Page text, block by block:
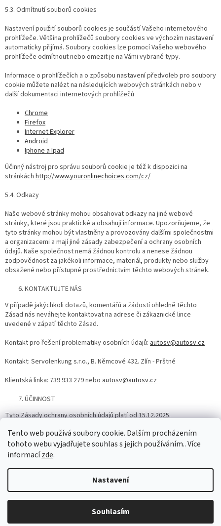
Tento web používá soubory cookie. Dalším procházením
tohoto webu vyjadřujete souhlas s jejich používáním.. Více
informacízde.
Nastavení
Souhlasím
5.3. Odmítnutí souborů cookies
Nastavení použití souborů cookies je součástí Vašeho internetového
prohlížeče. Většina prohlížečů soubory cookies ve výchozím nastavení
automaticky přijímá. Soubory cookies lze pomocí Vašeho webového
prohlížeče odmítnout nebo omezit je na Vámi vybrané typy.
Informace o prohlížečích a o způsobu nastavení předvoleb pro soubory
cookie můžete nalézt na následujících webových stránkách nebo v
další dokumentaci internetových prohlížečů
Chrome
Firefox
Internet Explorer
Android
Iphone a Ipad
Účinný nástroj pro správu souborů cookie je též k dispozici na
stránkách http://www.youronlinechoices.com/cz/
5.4. Odkazy
Naše webové stránky mohou obsahovat odkazy na jiné webové
stránky, které jsou praktické a obsahují informace. Upozorňujeme, že
tyto stránky mohou být vlastněny a provozovány dalšími společnostmi
a organizacemi a mají jiné zásady zabezpečení a ochrany osobních
údajů. Naše společnost nemá žádnou kontrolu a nenese žádnou
zodpovědnost za jakékoli informace, materiál, produkty nebo služby
obsažené nebo přístupné prostřednictvím těchto webových stránek.
KONTAKTUJTE NÁS
V případě jakýchkoli dotazů, komentářů a žádostí ohledně těchto
Zásad nás neváhejte kontaktovat na adrese či zákaznické lince
uvedené v zápatí těchto Zásad.
Kontakt pro řešení problematiky osobních údajů: autosv@autosv.cz
Kontakt: Servolenkung s.r.o., B. Němcové 432. Zlín - Prštné
Klientská linka: 739 933 279 nebo autosv@autosv.cz
ÚČINNOST
Tyto Zásady ochrany osobních údajů platí od 15.12.2025.
Copyright 2026AUTOSV - repasované posilovače řízení. Všechna
práva vyhrazena.